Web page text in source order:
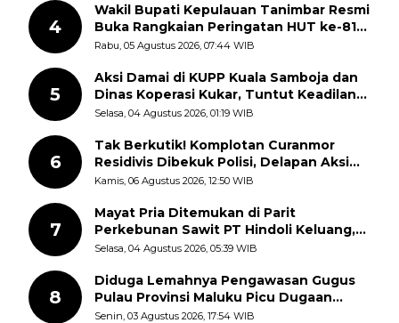
4
Wakil Bupati Kepulauan Tanimbar Resmi
Buka Rangkaian Peringatan HUT ke-81
Kemerdekaan RI, ASN Diajak Perkuat
Rabu, 05 Agustus 2026, 07:44 WIB
5
Aksi Damai di KUPP Kuala Samboja dan
Dinas Koperasi Kukar, Tuntut Keadilan
dan Kesempatan Kerja yang Adil
Selasa, 04 Agustus 2026, 01:19 WIB
6
Tak Berkutik! Komplotan Curanmor
Residivis Dibekuk Polisi, Delapan Aksi
Curanmor Di Candipuro Terungkap
Kamis, 06 Agustus 2026, 12:50 WIB
7
Mayat Pria Ditemukan di Parit
Perkebunan Sawit PT Hindoli Keluang,
Polisi Selidiki Penyebab Kematian
Selasa, 04 Agustus 2026, 05:39 WIB
8
Diduga Lemahnya Pengawasan Gugus
Pulau Provinsi Maluku Picu Dugaan
Pungli terhadap Nelayan Bale-Bale di
Senin, 03 Agustus 2026, 17:54 WIB